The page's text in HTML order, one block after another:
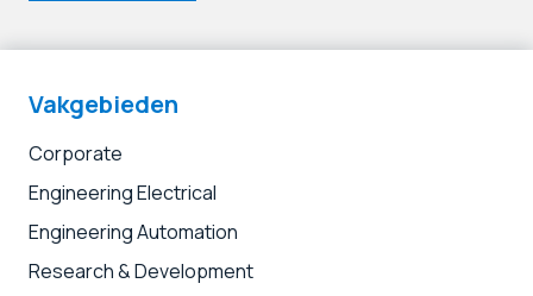
Vakgebieden
Corporate
Engineering Electrical
Engineering Automation
Research & Development